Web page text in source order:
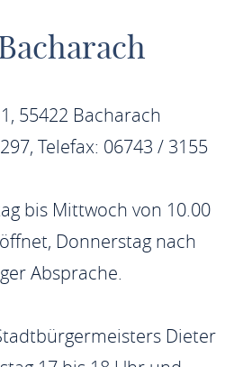
55422 Bacharach
Telefax: 06743 / 3155
bis Mittwoch von 10.00
Donnerstag nach
Absprache.
Dieter